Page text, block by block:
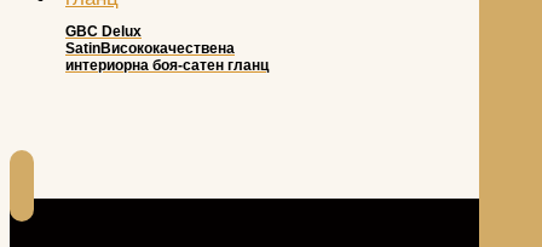
GBC Delux
SatinВисококачествена
интериорна боя-сатен гланц